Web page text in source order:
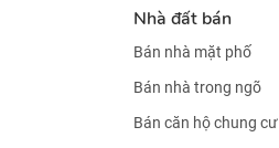
Nhà đất bán
Bán nhà mặt phố
Bán nhà trong ngõ
Bán căn hộ chung cư